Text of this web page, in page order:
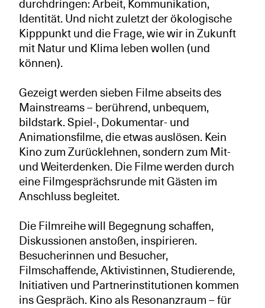
Identität. Und nicht zuletzt der ökologische
Kipppunkt und die Frage, wie wir in Zukunft
mit Natur und Klima leben wollen (und
können).
Gezeigt werden sieben Filme abseits des
Mainstreams – berührend, unbequem,
bildstark. Spiel-, Dokumentar- und
Animationsfilme, die etwas auslösen. Kein
Kino zum Zurücklehnen, sondern zum Mit-
und Weiterdenken. Die Filme werden durch
eine Filmgesprächsrunde mit Gästen im
Anschluss begleitet.
Die Filmreihe will Begegnung schaffen,
Diskussionen anstoßen, inspirieren.
Besucherinnen und Besucher,
Filmschaffende, Aktivistinnen, Studierende,
Initiativen und Partnerinstitutionen kommen
ins Gespräch. Kino als Resonanzraum – für